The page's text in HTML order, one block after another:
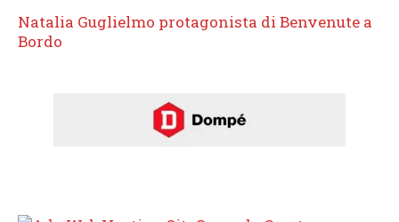
Natalia Guglielmo protagonista di Benvenute a
Bordo